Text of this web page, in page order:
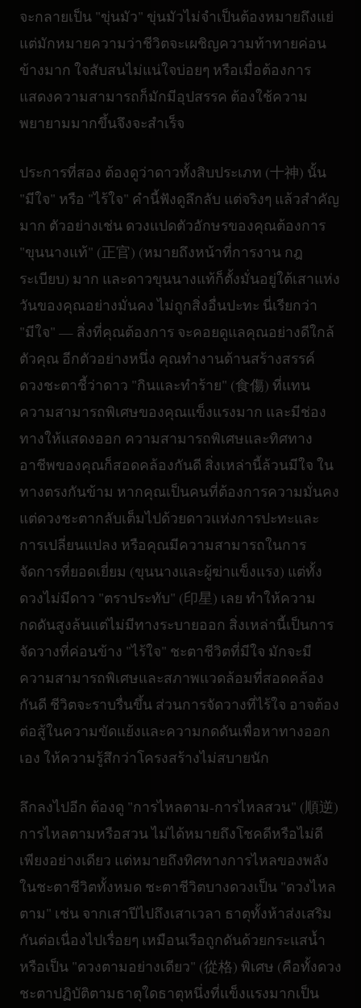
จะกลายเป็น "ขุ่นมัว" ขุ่นมัวไม่จำเป็นต้องหมายถึงแย่
แต่มักหมายความว่าชีวิตจะเผชิญความท้าทายค่อน
ข้างมาก ใจสับสนไม่แน่ใจบ่อยๆ หรือเมื่อต้องการ
แสดงความสามารถก็มักมีอุปสรรค ต้องใช้ความ
พยายามมากขึ้นจึงจะสำเร็จ
ประการที่สอง ต้องดูว่าดาวทั้งสิบประเภท (十神) นั้น
"มีใจ" หรือ "ไร้ใจ" คำนี้ฟังดูลึกลับ แต่จริงๆ แล้วสำคัญ
มาก ตัวอย่างเช่น ดวงแปดตัวอักษรของคุณต้องการ
"ขุนนางแท้" (正官) (หมายถึงหน้าที่การงาน กฎ
ระเบียบ) มาก และดาวขุนนางแท้ก็ตั้งมั่นอยู่ใต้เสาแห่ง
วันของคุณอย่างมั่นคง ไม่ถูกสิ่งอื่นปะทะ นี่เรียกว่า
"มีใจ" — สิ่งที่คุณต้องการ จะคอยดูแลคุณอย่างดีใกล้
ตัวคุณ อีกตัวอย่างหนึ่ง คุณทำงานด้านสร้างสรรค์
ดวงชะตาชี้ว่าดาว "กินและทำร้าย" (食傷) ที่แทน
ความสามารถพิเศษของคุณแข็งแรงมาก และมีช่อง
ทางให้แสดงออก ความสามารถพิเศษและทิศทาง
อาชีพของคุณก็สอดคล้องกันดี สิ่งเหล่านี้ล้วนมีใจ ใน
ทางตรงกันข้าม หากคุณเป็นคนที่ต้องการความมั่นคง
แต่ดวงชะตากลับเต็มไปด้วยดาวแห่งการปะทะและ
การเปลี่ยนแปลง หรือคุณมีความสามารถในการ
จัดการที่ยอดเยี่ยม (ขุนนางและผู้ฆ่าแข็งแรง) แต่ทั้ง
ดวงไม่มีดาว "ตราประทับ" (印星) เลย ทำให้ความ
กดดันสูงล้นแต่ไม่มีทางระบายออก สิ่งเหล่านี้เป็นการ
จัดวางที่ค่อนข้าง "ไร้ใจ" ชะตาชีวิตที่มีใจ มักจะมี
ความสามารถพิเศษและสภาพแวดล้อมที่สอดคล้อง
กันดี ชีวิตจะราบรื่นขึ้น ส่วนการจัดวางที่ไร้ใจ อาจต้อง
ต่อสู้ในความขัดแย้งและความกดดันเพื่อหาทางออก
เอง ให้ความรู้สึกว่าโครงสร้างไม่สบายนัก
ลึกลงไปอีก ต้องดู "การไหลตาม-การไหลสวน" (順逆)
การไหลตามหรือสวน ไม่ได้หมายถึงโชคดีหรือไม่ดี
เพียงอย่างเดียว แต่หมายถึงทิศทางการไหลของพลัง
ในชะตาชีวิตทั้งหมด ชะตาชีวิตบางดวงเป็น "ดวงไหล
ตาม" เช่น จากเสาปีไปถึงเสาเวลา ธาตุทั้งห้าส่งเสริม
กันต่อเนื่องไปเรื่อยๆ เหมือนเรือถูกดันด้วยกระแสน้ำ
หรือเป็น "ดวงตามอย่างเดียว" (從格) พิเศษ (คือทั้งดวง
ชะตาปฏิบัติตามธาตุใดธาตุหนึ่งที่แข็งแรงมากเป็น